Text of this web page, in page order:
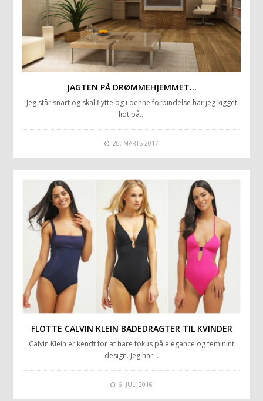
JAGTEN PÅ DRØMMEHJEMMET…
Jeg står snart og skal flytte og i denne forbindelse har jeg kigget
lidt på…
26. MARTS 2017
FLOTTE CALVIN KLEIN BADEDRAGTER TIL KVINDER
Calvin Klein er kendt for at hare fokus på elegance og feminint
design. Jeg har…
6. JULI 2016